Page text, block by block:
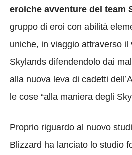
eroiche avventure del team
gruppo di eroi con abilità
uniche, in viaggio attraverso
Skylands difendendolo dai
alla nuova leva di cadetti
le cose “alla maniera degli
Proprio riguardo al nuovo
Blizzard ha lanciato lo studio